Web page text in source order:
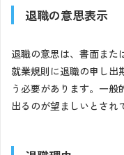
退職の意思表示
退職の意思は、書面また
就業規則に退職の申し出
う必要があります。一般
出るのが望ましいとされ